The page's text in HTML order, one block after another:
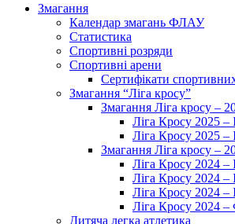
Змагання
Календар змагань ФЛАУ
Статистика
Спортивні розряди
Спортивні арени
Сертифікати спортивних
Змагання “Ліга кросу”
Змагання Ліга кросу –
Ліга Кросу 2025 –
Ліга Кросу 2025 –
Змагання Ліга кросу –
Ліга Кросу 2024 –
Ліга Кросу 2024 –
Ліга Кросу 2024 –
Ліга Кросу 2024 –
Дитяча легка атлетика